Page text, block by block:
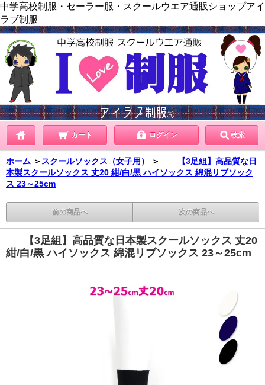
中学高校制服・セーラー服・スクールウエア通販ショップアイ
ラブ制服
カート ログイン 検索
ホーム ＞ スクールソックス（女子用） ＞
【3足組】高品質な日
本製スクールソックス 丈20 紺/白/黒 ハイソックス 綿混リブソック
ス 23～25cm
前の商品へ 次の商品へ
【3足組】高品質な日本製スクールソックス 丈20
紺/白/黒 ハイソックス 綿混リブソックス 23～25cm